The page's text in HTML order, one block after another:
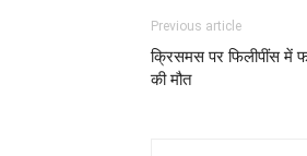
Previous article
क्रिसमस पर फिलीपींस में
की मौत